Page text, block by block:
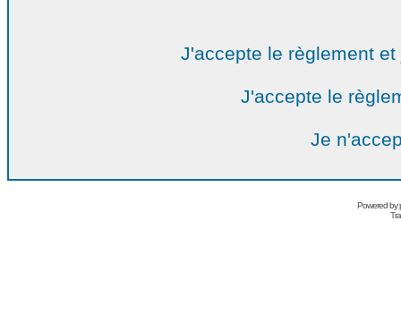
J'accepte le règlement
J'accepte le
Je
Powered by